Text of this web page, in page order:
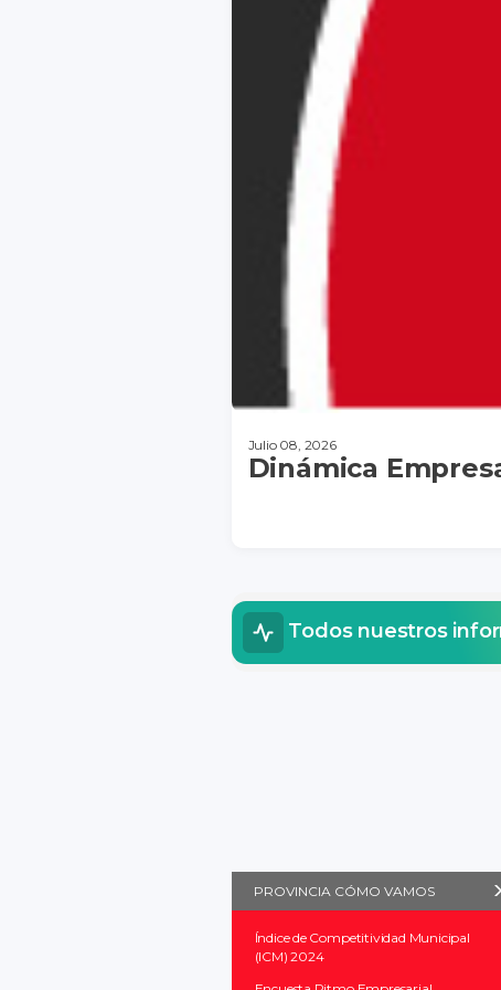
Julio 08, 2026
Dinámica
Todos nuestros
PROVINCIA CÓMO VAMOS
Índice de Competitividad Municipal
(ICM) 2024